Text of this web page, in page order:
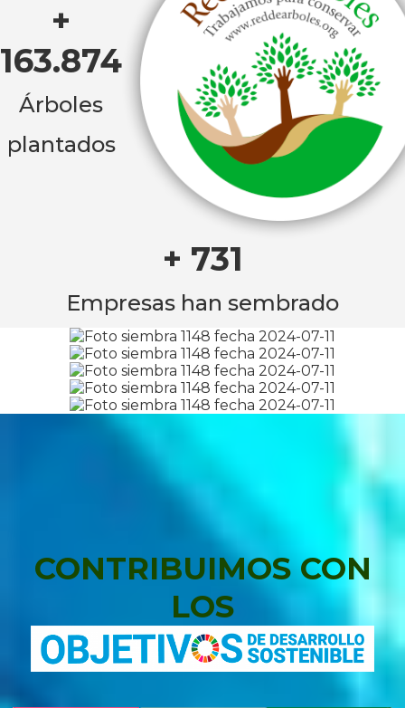
+
163.874
Árboles
plantados
+ 731
Empresas han sembrado
CONTRIBUIMOS CON
LOS